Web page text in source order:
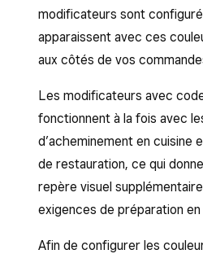
modificateurs sont
apparaissent avec ces
aux côtés de vos
Les modificateurs avec
fonctionnent à la fois avec
d’acheminement en cuisine
de restauration, ce qui
repère visuel
exigences de préparation en
Afin de configurer les